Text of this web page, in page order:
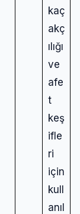
kaç
akç
ılığı
ve
afe
t
keş
ifle
ri
için
kull
anıl